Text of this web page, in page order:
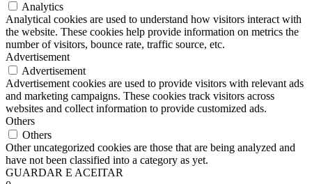
Analytics
Analytical cookies are used to understand how visitors interact with
the website. These cookies help provide information on metrics the
number of visitors, bounce rate, traffic source, etc.
Advertisement
Advertisement
Advertisement cookies are used to provide visitors with relevant ads
and marketing campaigns. These cookies track visitors across
websites and collect information to provide customized ads.
Others
Others
Other uncategorized cookies are those that are being analyzed and
have not been classified into a category as yet.
GUARDAR E ACEITAR